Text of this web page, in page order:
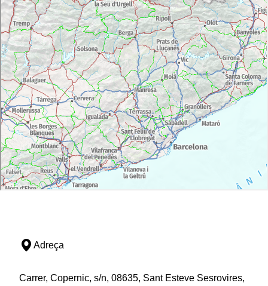
Adreça
Carrer, Copernic, s/n, 08635, Sant Esteve Sesrovires,